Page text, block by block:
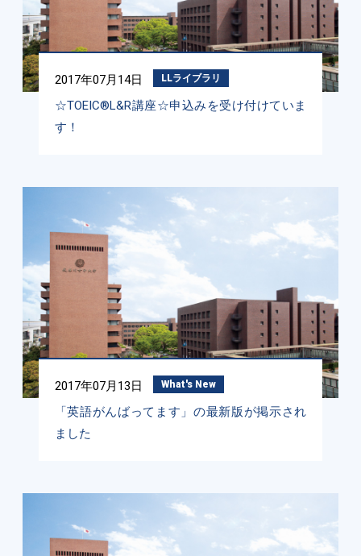
2017年07月14日 LLライブラリ
☆TOEIC®L&R講座☆申込みを受け付けていま
す！
2017年07月13日 What's New
「英語がんばってます」の最新版が掲示され
ました